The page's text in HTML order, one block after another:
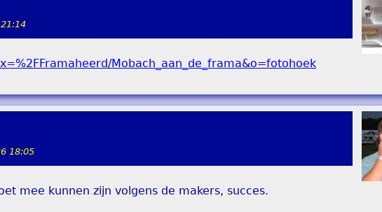
18:05
mee kunnen zijn volgens de makers, succes.